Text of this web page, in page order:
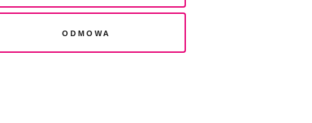
Odmowa